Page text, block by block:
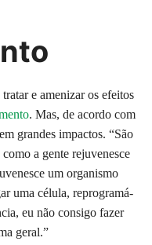
e amenizar os efeitos
. Mas, de acordo com
grandes impactos. “São
a gente rejuvenesce
um organismo
uma célula, reprogramá-
eu não consigo fazer
geral.”